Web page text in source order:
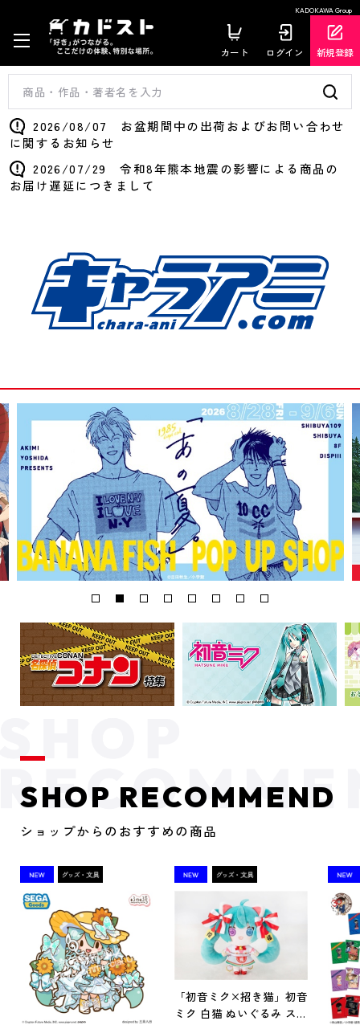
KADOKAWA Group
カート ログイン 新規登録
2026/08/07 お盆期間中の出荷およびお問い合わせ
に関するお知らせ
2026/07/29 令和8年熊本地震の影響による商品の
お届け遅延につきまして
SHOP RECOMMEND
ショップからのおすすめの商品
「初音ミク×招き猫」初音
ミク 白猫 ぬいぐるみ スタ